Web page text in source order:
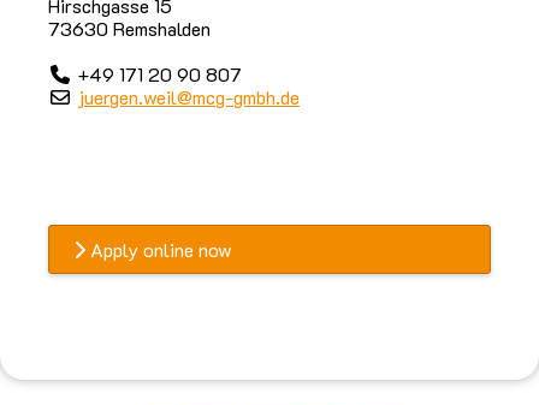
Hirschgasse 15
73630 Remshalden
+49 171 20 90 807
juergen.weil@mcg-gmbh.de
Apply online now